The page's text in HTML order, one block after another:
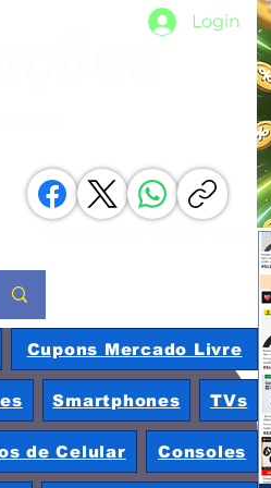
Login
Compartilhe com os amigos
Cupons Mercado Livre
Smartphones TVs
de Celular Consoles